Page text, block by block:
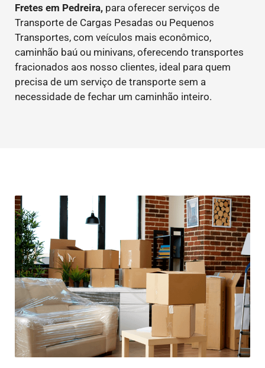
Fretes em Pedreira, para oferecer serviços de
Transporte de Cargas Pesadas ou Pequenos
Transportes, com veículos mais econômico,
caminhão baú ou minivans, oferecendo transportes
fracionados aos nosso clientes, ideal para quem
precisa de um serviço de transporte sem a
necessidade de fechar um caminhão inteiro.